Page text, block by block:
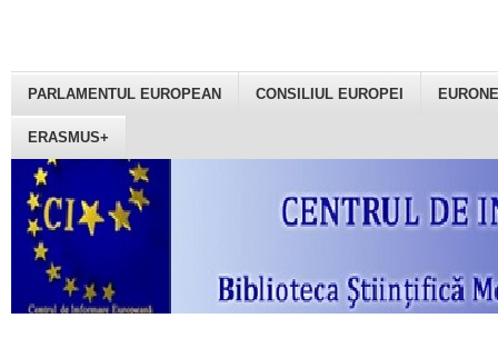
PARLAMENTUL EUROPEAN CONSILIUL EUROPEI
ERASMUS+